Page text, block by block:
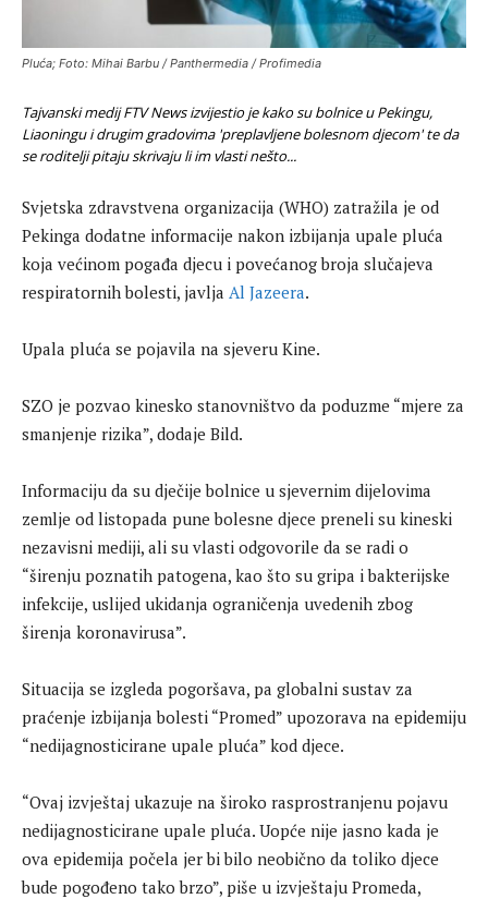
Pluća; Foto: Mihai Barbu / Panthermedia / Profimedia
Tajvanski medij FTV News izvijestio je kako su bolnice u Pekingu,
Liaoningu i drugim gradovima 'preplavljene bolesnom djecom' te da
se roditelji pitaju skrivaju li im vlasti nešto...
Svjetska zdravstvena organizacija (WHO) zatražila je od
Pekinga dodatne informacije nakon izbijanja upale pluća
koja većinom pogađa djecu i povećanog broja slučajeva
respiratornih bolesti, javlja Al Jazeera.
Upala pluća se pojavila na sjeveru Kine.
SZO je pozvao kinesko stanovništvo da poduzme “mjere za
smanjenje rizika”, dodaje Bild.
Informaciju da su dječije bolnice u sjevernim dijelovima
zemlje od listopada pune bolesne djece preneli su kineski
nezavisni mediji, ali su vlasti odgovorile da se radi o
“širenju poznatih patogena, kao što su gripa i bakterijske
infekcije, uslijed ukidanja ograničenja uvedenih zbog
širenja koronavirusa”.
Situacija se izgleda pogoršava, pa globalni sustav za
praćenje izbijanja bolesti “Promed” upozorava na epidemiju
“nedijagnosticirane upale pluća” kod djece.
“Ovaj izvještaj ukazuje na široko rasprostranjenu pojavu
nedijagnosticirane upale pluća. Uopće nije jasno kada je
ova epidemija počela jer bi bilo neobično da toliko djece
bude pogođeno tako brzo”, piše u izvještaju Promeda,